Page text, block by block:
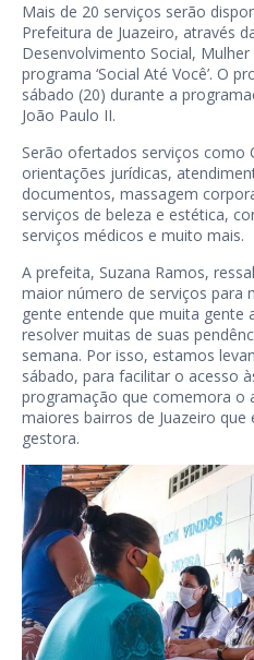
Mais de 20 serviços serão
Prefeitura de Juazeiro, através
Desenvolvimento Social,
programa ‘Social Até Você’. O
sábado (20) durante a
João Paulo II.
Serão ofertados serviços como
orientações jurídicas,
documentos, massagem
serviços de beleza e estética,
serviços médicos e muito mais.
A prefeita, Suzana Ramos,
maior número de serviços para
gente entende que muita gente
resolver muitas de suas
semana. Por isso, estamos
sábado, para facilitar o acesso
programação que comemora o
maiores bairros de Juazeiro que
gestora.